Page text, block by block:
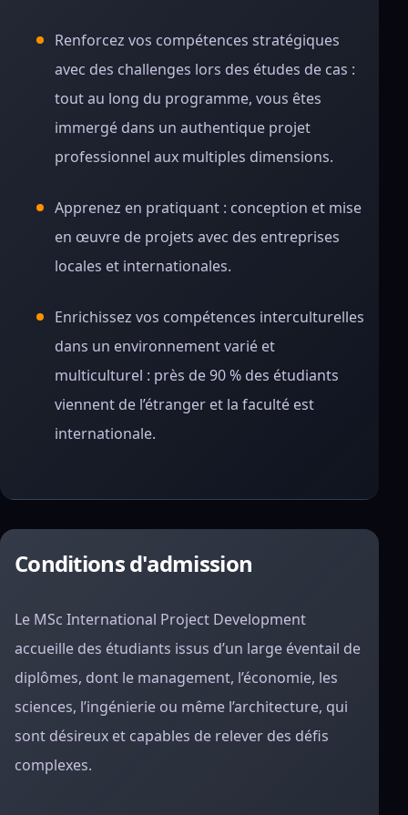
Renforcez vos compétences stratégiques
avec des challenges lors des études de cas :
tout au long du programme, vous êtes
immergé dans un authentique projet
professionnel aux multiples dimensions.
Apprenez en pratiquant : conception et mise
en œuvre de projets avec des entreprises
locales et internationales.
Enrichissez vos compétences interculturelles
dans un environnement varié et
multiculturel : près de 90 % des étudiants
viennent de l’étranger et la faculté est
internationale.
Conditions d'admission
Le MSc International Project Development
accueille des étudiants issus d’un large éventail de
diplômes, dont le management, l’économie, les
sciences, l’ingénierie ou même l’architecture, qui
sont désireux et capables de relever des défis
complexes.